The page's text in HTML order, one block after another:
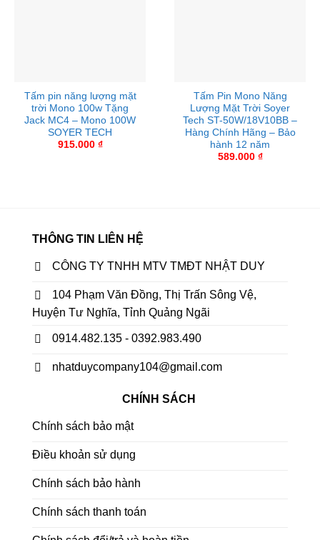
Tư vấn cho Đại Lý:0914.482.135-0392.983.490
Kỹ thuật:0989.985.359
Bảo hành:0989.985.359
Tấm pin năng lượng mặt
trời Mono 100w Tặng
Jack MC4 – Mono 100W
SOYER TECH
915.000 ₫
Tấm Pin Mono Năng
Lượng Mặt Trời Soyer
Tech ST-50W/18V10BB –
Hàng Chính Hãng – Bảo
hành 12 năm
589.000 ₫
THÔNG TIN LIÊN HỆ
CÔNG TY TNHH MTV TMĐT NHẬT DUY
104 Phạm Văn Đồng, Thị Trấn Sông Vệ,
Huyện Tư Nghĩa, Tỉnh Quảng Ngãi
0914.482.135 - 0392.983.490
nhatduycompany104@gmail.com
CHÍNH SÁCH
Chính sách bảo mật
Điều khoản sử dụng
Chính sách bảo hành
Chính sách thanh toán